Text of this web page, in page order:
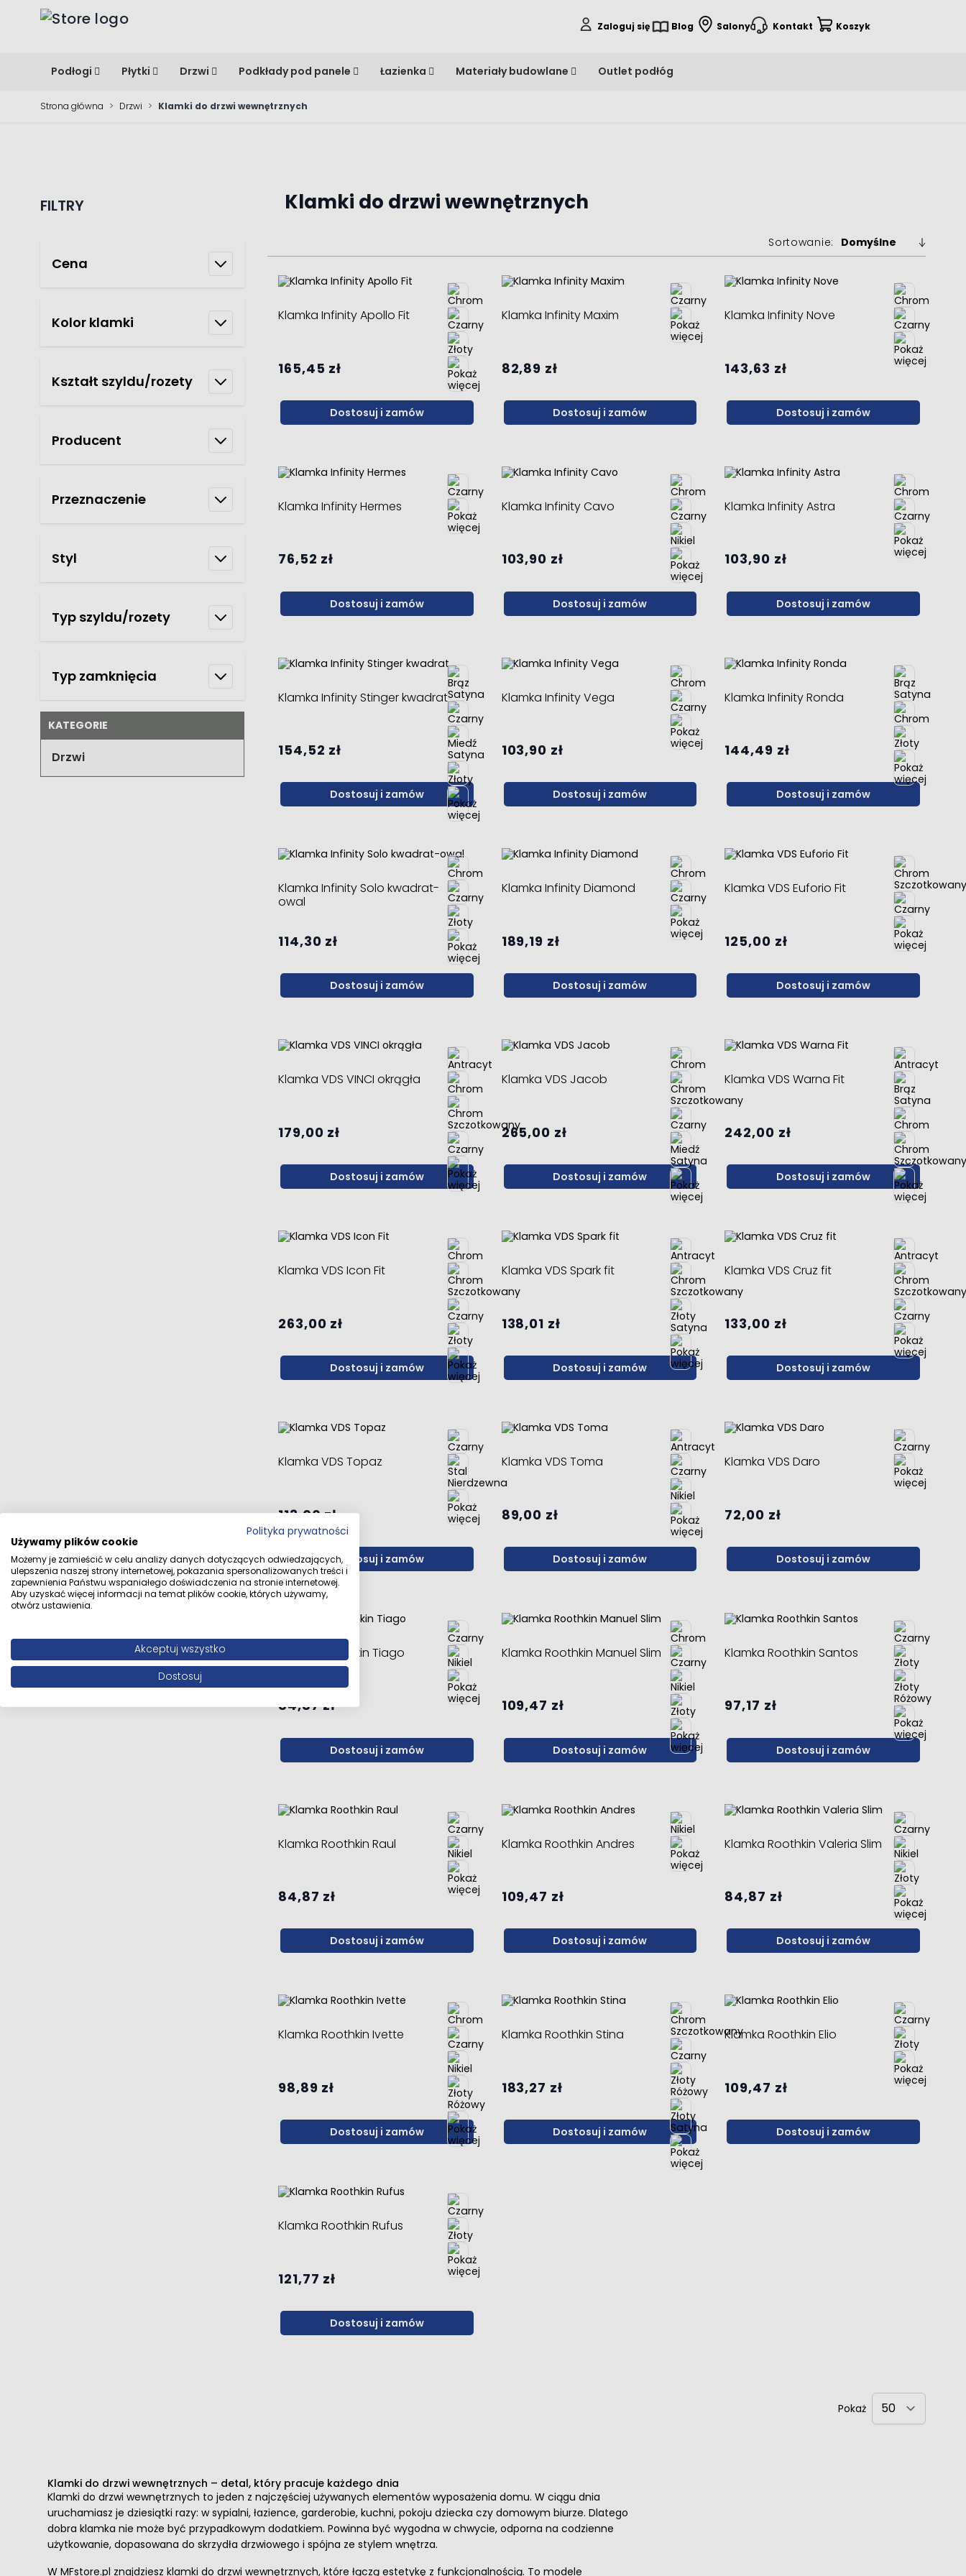
Przejdź do treści
Zaloguj się Blog Salony Kontakt Koszyk
Podłogi Płytki Drzwi Podkłady pod panele Łazienka Materiały budowlane Outlet podłóg
Strona główna > Drzwi > Klamki do drzwi wewnętrznych
FILTRY
Cena
Kolor klamki
Kształt szyldu/rozety
Producent
Przeznaczenie
Styl
Typ szyldu/rozety
Typ zamknięcia
KATEGORIE
Drzwi
Klamki do drzwi wewnętrznych
Sortowanie:
Klamka Infinity Apollo Fit
165,45 zł
Dostosuj i zamów
Klamka Infinity Maxim
82,89 zł
Dostosuj i zamów
Klamka Infinity Nove
143,63 zł
Dostosuj i zamów
Klamka Infinity Hermes
76,52 zł
Dostosuj i zamów
Klamka Infinity Cavo
103,90 zł
Dostosuj i zamów
Klamka Infinity Astra
103,90 zł
Dostosuj i zamów
Klamka Infinity Stinger kwadrat
154,52 zł
Dostosuj i zamów
Klamka Infinity Vega
103,90 zł
Dostosuj i zamów
Klamka Infinity Ronda
144,49 zł
Dostosuj i zamów
Klamka Infinity Solo kwadrat-
owal
114,30 zł
Dostosuj i zamów
Klamka Infinity Diamond
189,19 zł
Dostosuj i zamów
Klamka VDS Euforio Fit
125,00 zł
Dostosuj i zamów
Klamka VDS VINCI okrągła
179,00 zł
Dostosuj i zamów
Klamka VDS Jacob
265,00 zł
Dostosuj i zamów
Klamka VDS Warna Fit
242,00 zł
Dostosuj i zamów
Klamka VDS Icon Fit
263,00 zł
Dostosuj i zamów
Klamka VDS Spark fit
138,01 zł
Dostosuj i zamów
Klamka VDS Cruz fit
133,00 zł
Dostosuj i zamów
Klamka VDS Topaz
113,00 zł
Dostosuj i zamów
Klamka VDS Toma
89,00 zł
Dostosuj i zamów
Klamka VDS Daro
72,00 zł
Dostosuj i zamów
Klamka Roothkin Tiago
84,87 zł
Dostosuj i zamów
Klamka Roothkin Manuel Slim
109,47 zł
Dostosuj i zamów
Klamka Roothkin Santos
97,17 zł
Dostosuj i zamów
Klamka Roothkin Raul
84,87 zł
Dostosuj i zamów
Klamka Roothkin Andres
109,47 zł
Dostosuj i zamów
Klamka Roothkin Valeria Slim
84,87 zł
Dostosuj i zamów
Klamka Roothkin Ivette
98,89 zł
Dostosuj i zamów
Klamka Roothkin Stina
183,27 zł
Dostosuj i zamów
Klamka Roothkin Elio
109,47 zł
Dostosuj i zamów
Klamka Roothkin Rufus
121,77 zł
Dostosuj i zamów
Pokaż
Klamki do drzwi wewnętrznych – detal, który pracuje każdego dnia
Klamki do drzwi wewnętrznych to jeden z najczęściej używanych elementów wyposażenia domu. W ciągu dnia
uruchamiasz je dziesiątki razy: w sypialni, łazience, garderobie, kuchni, pokoju dziecka czy domowym biurze. Dlatego
dobra klamka nie może być przypadkowym dodatkiem. Powinna być wygodna w chwycie, odporna na codzienne
użytkowanie, dopasowana do skrzydła drzwiowego i spójna ze stylem wnętrza.
W MFstore.pl znajdziesz klamki do drzwi wewnętrznych, które łączą estetykę z funkcjonalnością. To modele
Polityka prywatności
Używamy plików cookie
Możemy je zamieścić w celu analizy danych dotyczących odwiedzających,
ulepszenia naszej strony internetowej, pokazania spersonalizowanych treści i
zapewnienia Państwu wspaniałego doświadczenia na stronie internetowej.
Aby uzyskać więcej informacji na temat plików cookie, których używamy,
otwórz ustawienia.
Akceptuj wszystko
Dostosuj